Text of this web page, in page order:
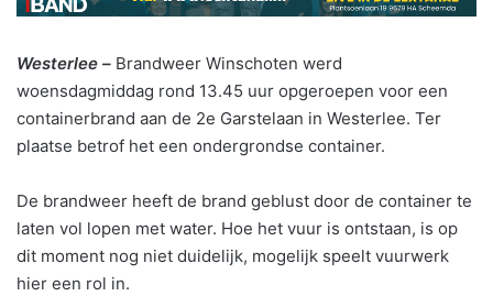
Westerlee – Brandweer Winschoten werd
woensdagmiddag rond 13.45 uur opgeroepen voor een
containerbrand aan de 2e Garstelaan in Westerlee. Ter
plaatse betrof het een ondergrondse container.
De brandweer heeft de brand geblust door de container te
laten vol lopen met water. Hoe het vuur is ontstaan, is op
dit moment nog niet duidelijk, mogelijk speelt vuurwerk
hier een rol in.